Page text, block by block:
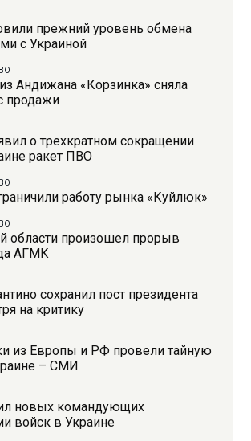
прежний уровень обмена
с Украиной
Андижана «Корзинка» сняла
продажи
о трехкратном сокращении
ракет ПВО
работу рынка «Куйлюк»
области произошел прорыв
АГМК
сохранил пост президента
на критику
из Европы и РФ провели тайную
– СМИ
новых командующих
войск в Украине